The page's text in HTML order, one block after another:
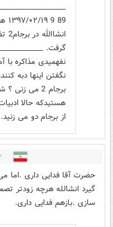
گرفت.
نفهمیدی مذاکره
نگفتن اینها دبه
برجام 2 می
هستیدکه حالا
از برجام دو می زنید.
حضرت آقا فدایی داری .اما
گیرد انشالله هرچه زودتر
سازی .بازهم فدایی داری.